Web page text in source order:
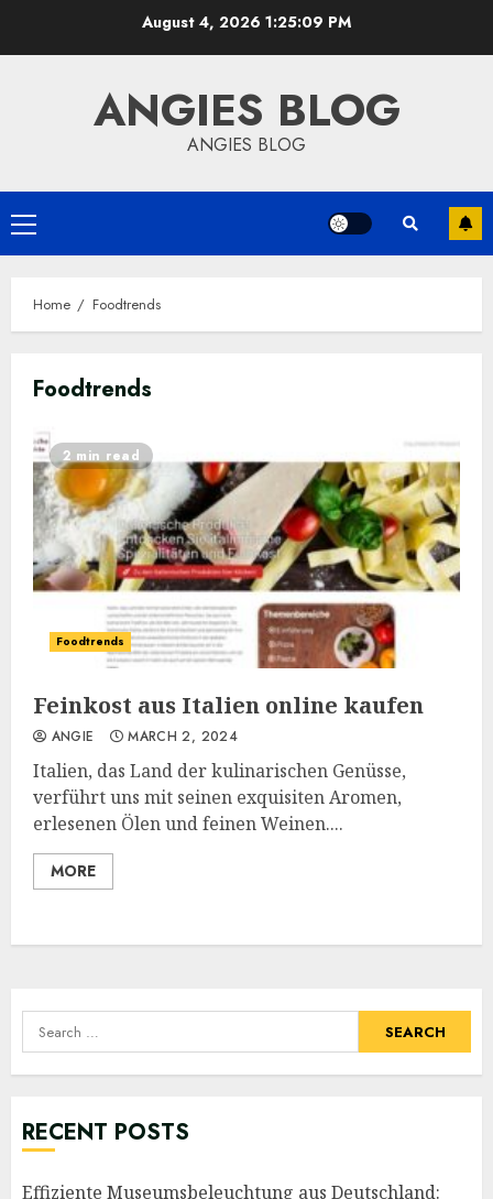
August 4, 20261:25:10 PM
ANGIES BLOG
ANGIES BLOG
Primary
Home Foodtrends
Foodtrends
2 min read
Foodtrends
Feinkost aus Italien online kaufen
ANGIE MARCH 2, 2024
Italien, das Land der kulinarischen Genüsse,
verführt uns mit seinen exquisiten Aromen,
erlesenen Ölen und feinen Weinen....
MORE
Search
for:
RECENT POSTS
Effiziente Museumsbeleuchtung aus Deutschland: